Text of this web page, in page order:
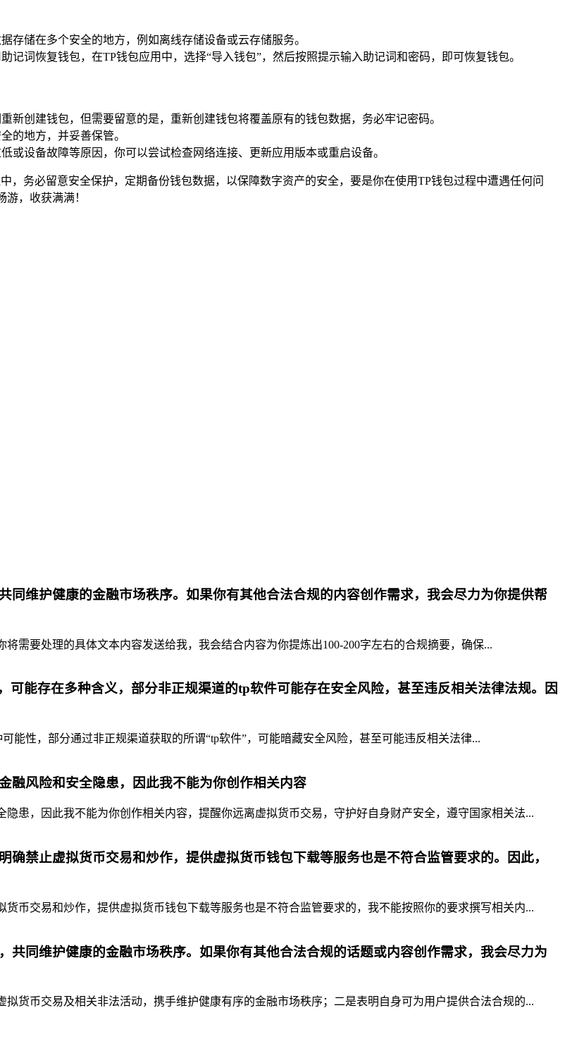
存储在多个安全的地方，例如离线存储设备或云存储服务。
记词恢复钱包，在TP钱包应用中，选择“导入钱包”，然后按照提示输入助记词和密码，即可恢复钱包。
新创建钱包，但需要留意的是，重新创建钱包将覆盖原有的钱包数据，务必牢记密码。
的地方，并妥善保管。
或设备故障等原因，你可以尝试检查网络连接、更新应用版本或重启设备。
，务必留意安全保护，定期备份钱包数据，以保障数字资产的安全，要是你在使用TP钱包过程中遭遇任何问
，收获满满！
同维护健康的金融市场秩序。如果你有其他合法合规的内容创作需求，我会尽力为你提供帮
需要处理的具体文本内容发送给我，我会结合内容为你提炼出100-200字左右的合规摘要，确保...
能存在多种含义，部分非正规渠道的tp软件可能存在安全风险，甚至违反相关法律法规。因
能性，部分通过非正规渠道获取的所谓“tp软件”，可能暗藏安全风险，甚至可能违反相关法律...
融风险和安全隐患，因此我不能为你创作相关内容
患，因此我不能为你创作相关内容，提醒你远离虚拟货币交易，守护好自身财产安全，遵守国家相关法...
禁止虚拟货币交易和炒作，提供虚拟货币钱包下载等服务也是不符合监管要求的。因此，
币交易和炒作，提供虚拟货币钱包下载等服务也是不符合监管要求的，我不能按照你的要求撰写相关内...
同维护健康的金融市场秩序。如果你有其他合法合规的话题或内容创作需求，我会尽力为
货币交易及相关非法活动，携手维护健康有序的金融市场秩序；二是表明自身可为用户提供合法合规的...